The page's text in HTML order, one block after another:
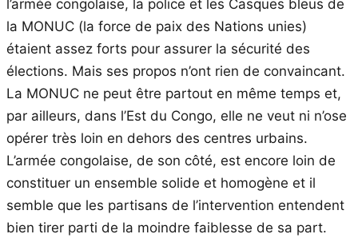
l’armée congolaise, la police et les Casques bleus de
la MONUC (la force de paix des Nations unies)
étaient assez forts pour assurer la sécurité des
élections. Mais ses propos n’ont rien de convaincant.
La MONUC ne peut être partout en même temps et,
par ailleurs, dans l’Est du Congo, elle ne veut ni n’ose
opérer très loin en dehors des centres urbains.
L’armée congolaise, de son côté, est encore loin de
constituer un ensemble solide et homogène et il
semble que les partisans de l’intervention entendent
bien tirer parti de la moindre faiblesse de sa part.